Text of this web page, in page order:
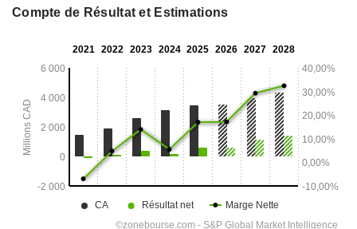
Compte de Résultat et Estimations